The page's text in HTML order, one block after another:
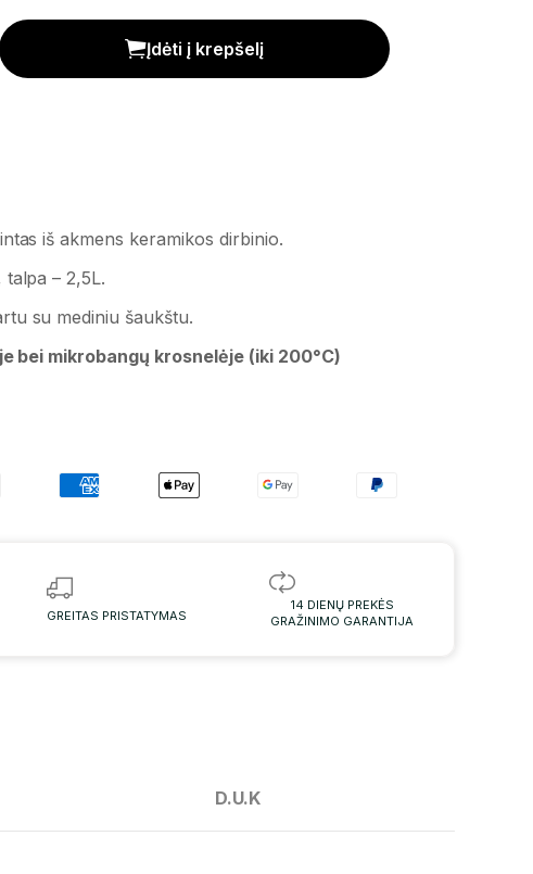
Įdėti į krepšelį
iš akmens keramikos dirbinio.
– 2,5L.
su mediniu šaukštu.
bei mikrobangų krosnelėje (iki 200°C)
GREITAS PRISTATYMAS
14 DIENŲ PREKĖS
GRAŽINIMO GARANTIJA
D.U.K